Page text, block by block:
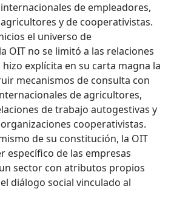
de empleadores,
y de cooperativistas.
el universo de
OIT no se limitó a las relaciones
explícita en su carta magna la
mecanismos de consulta con
de agricultores,
de trabajo autogestivas y
cooperativistas.
de su constitución, la OIT
específico de las empresas
sector con atributos propios
diálogo social vinculado al